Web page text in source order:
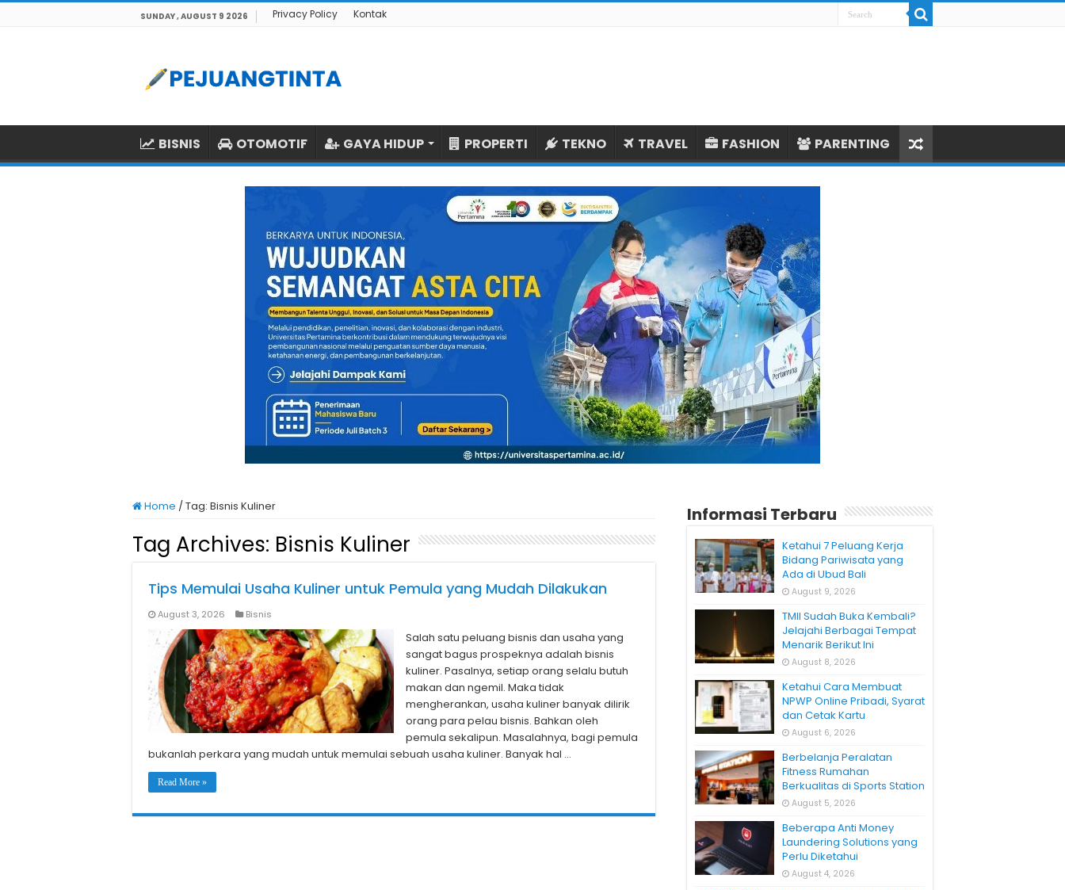
SUNDAY , AUGUST 9 2026 Privacy Policy Kontak
BISNIS OTOMOTIF GAYA HIDUP PROPERTI TEKNO TRAVEL FASHION PARENTING
Home /Tag: Bisnis Kuliner
Tag Archives: Bisnis Kuliner
Tips Memulai Usaha Kuliner untuk Pemula yang Mudah Dilakukan
August 3, 2026 Bisnis
Salah satu peluang bisnis dan usaha yang
sangat bagus prospeknya adalah bisnis
kuliner. Pasalnya, setiap orang selalu butuh
makan dan ngemil. Maka tidak
mengherankan, usaha kuliner banyak dilirik
orang para pelau bisnis. Bahkan oleh
pemula sekalipun. Masalahnya, bagi pemula
bukanlah perkara yang mudah untuk memulai sebuah usaha kuliner. Banyak hal …
Read More »
Informasi Terbaru
Ketahui 7 Peluang Kerja
Bidang Pariwisata yang
Ada di Ubud Bali
August 9, 2026
TMII Sudah Buka Kembali?
Jelajahi Berbagai Tempat
Menarik Berikut Ini
August 8, 2026
Ketahui Cara Membuat
NPWP Online Pribadi, Syarat
dan Cetak Kartu
August 6, 2026
Berbelanja Peralatan
Fitness Rumahan
Berkualitas di Sports Station
August 5, 2026
Beberapa Anti Money
Laundering Solutions yang
Perlu Diketahui
August 4, 2026